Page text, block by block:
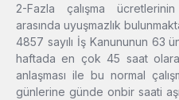
2-Fazla çalışma
arasında uyuşmazlık
4857 sayılı İş Kanununun 63
haftada en çok 45 saat
anlaşması ile bu normal
günlerine günde onbir saati